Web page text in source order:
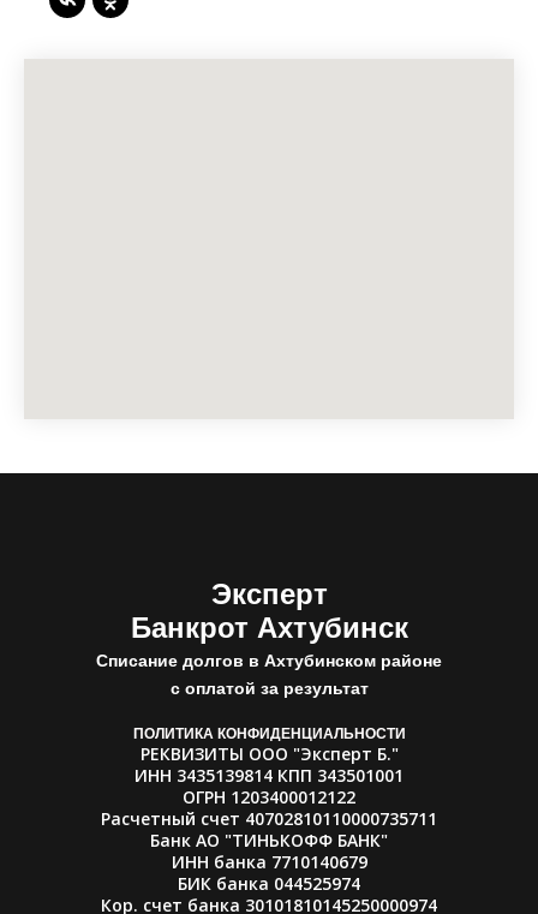
Эксперт
Банкрот Ахтубинск
Списание долгов в Ахтубинском районе
с оплатой за результат
ПОЛИТИКА КОНФИДЕНЦИАЛЬНОСТИ
РЕКВИЗИТЫ ООО "Эксперт Б."
ИНН 3435139814 КПП 343501001
ОГРН 1203400012122
Расчетный счет 40702810110000735711
Банк АО "ТИНЬКОФФ БАНК"
ИНН банка 7710140679
БИК банка 044525974
Кор. счет банка 30101810145250000974